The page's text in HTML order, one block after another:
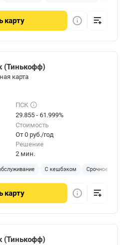
карту
(Тинькофф)
карта
ПСК
29.855 - 61.999%
Стоимость
От 0 руб./год
Решение
2 мин.
С кешбэком Срочное
карту
(Тинькофф)